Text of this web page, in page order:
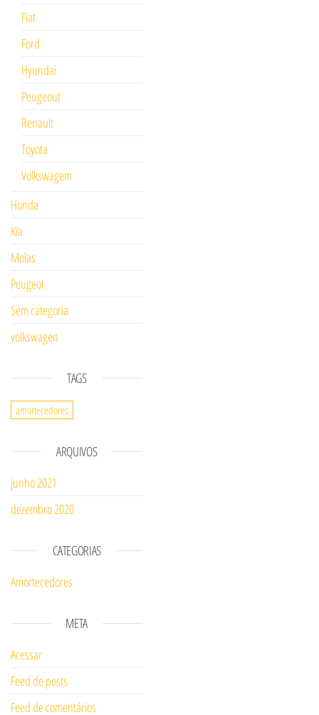
Fiat
Ford
Hyundai
Peugeout
Renault
Toyota
Volkswagem
Honda
Kia
Molas
Peugeot
Sem categoria
volkswagen
TAGS
amortecedores
ARQUIVOS
junho 2021
dezembro 2020
CATEGORIAS
Amortecedores
META
Acessar
Feed de posts
Feed de comentários